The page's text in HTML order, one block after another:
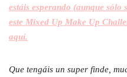
estáis esperando (aunque sólo
este Mixed Up Make Up
aquí.
Que tengáis un super finde,